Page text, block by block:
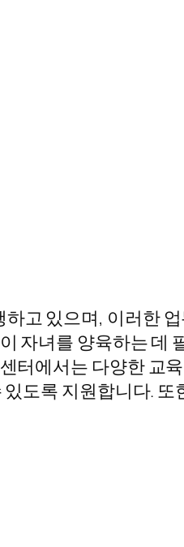
고 있으며, 이러한
자녀를 양육하는 데
터에서는 다양한 교
도록 지원합니다.